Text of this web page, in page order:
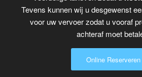
Tevens kunnen wij u desgewenst
voor uw vervoer zodat u vooraf
achteraf moet
Online Reserveren